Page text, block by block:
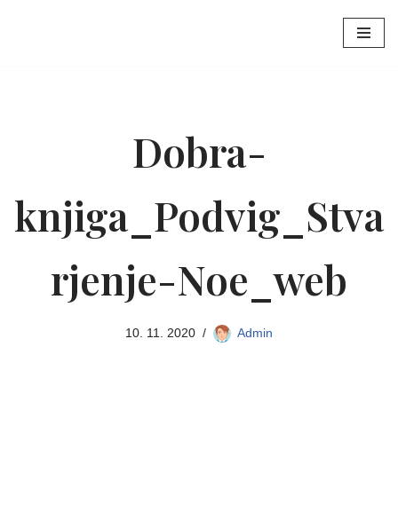
Dobra-
knjiga_Podvig_Stva
rjenje-Noe_web
10. 11. 2020 Admin